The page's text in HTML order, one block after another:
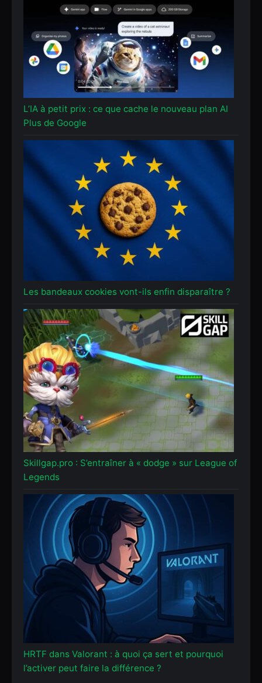
L’IA à petit prix : ce que cache le nouveau plan AI
Plus de Google
Les bandeaux cookies vont-ils enfin disparaître ?
Skillgap.pro : S’entraîner à « dodge » sur League of
Legends
HRTF dans Valorant : à quoi ça sert et pourquoi
l’activer peut faire la différence ?